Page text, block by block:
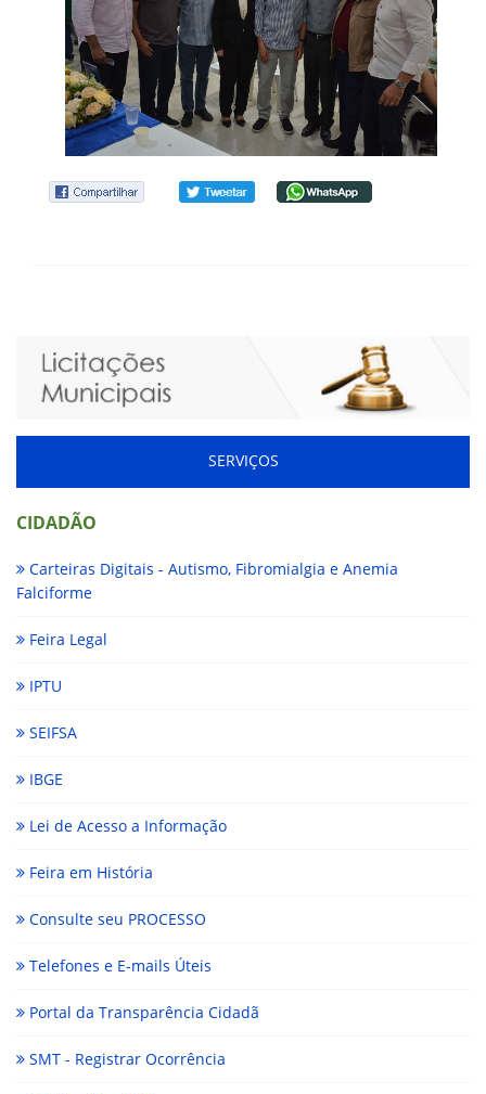
SERVIÇOS
CIDADÃO
Carteiras Digitais - Autismo, Fibromialgia e Anemia
Falciforme
Feira Legal
IPTU
SEIFSA
IBGE
Lei de Acesso a Informação
Feira em História
Consulte seu PROCESSO
Telefones e E-mails Úteis
Portal da Transparência Cidadã
SMT - Registrar Ocorrência